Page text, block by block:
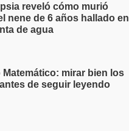
reveló cómo murió
nene de 6 años hallado en
de agua
Matemático: mirar bien los
de seguir leyendo